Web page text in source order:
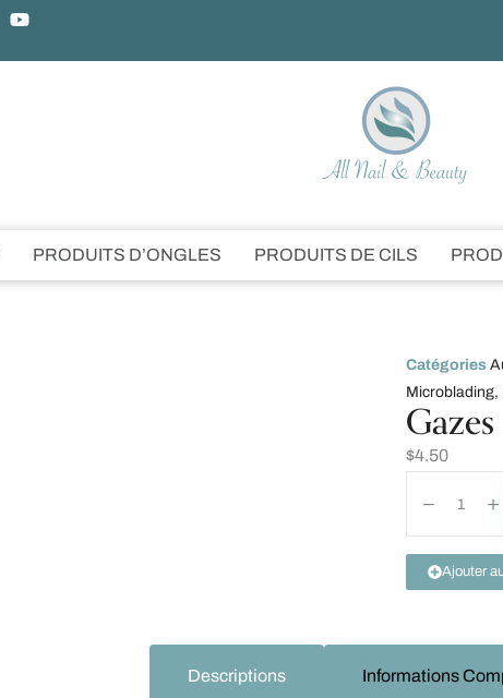
PRODUITS D’ONGLES PRODUITS DE CILS
Catégories
Microblading,
Gazes
$4.50
Ajouter
Descriptions Informations